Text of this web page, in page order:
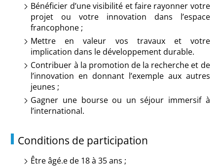
Bénéficier d’une visibilité et faire rayonner votre
projet ou votre innovation dans l’espace
francophone ;
Mettre en valeur vos travaux et votre
implication dans le développement durable.
Contribuer à la promotion de la recherche et de
l’innovation en donnant l’exemple aux autres
jeunes ;
Gagner une bourse ou un séjour immersif à
l’international.
Conditions de participation
Être âgé.e de 18 à 35 ans ;